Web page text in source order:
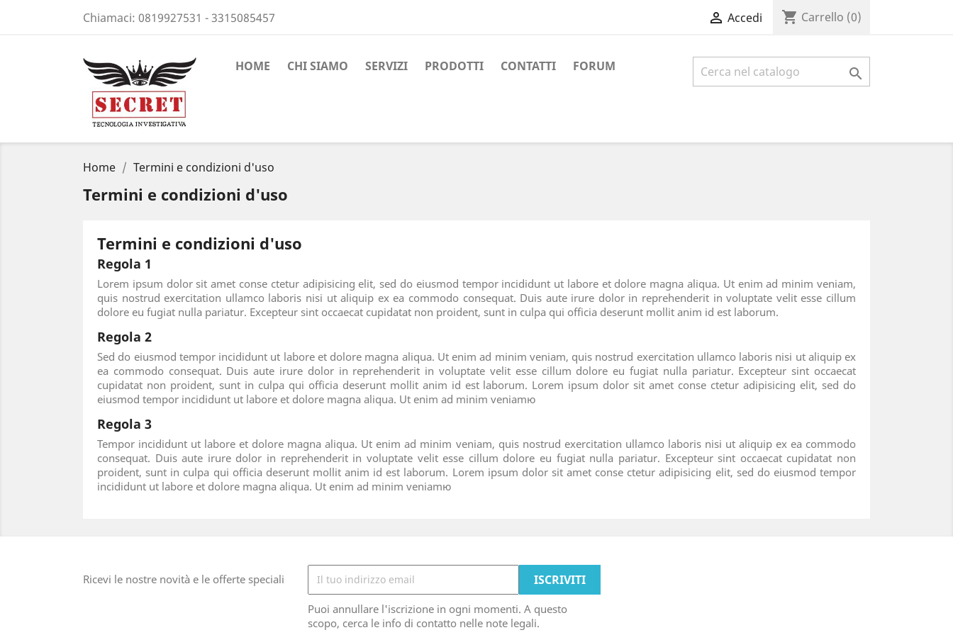
Chiamaci: 0819927531 - 3315085457  Accedi shopping_cart Carrello (0)
HOME CHI SIAMO SERVIZI PRODOTTI CONTATTI FORUM 
Home Termini e condizioni d'uso
Termini e condizioni d'uso
Termini e condizioni d'uso
Regola 1
Lorem ipsum dolor sit amet conse ctetur adipisicing elit, sed do eiusmod tempor incididunt ut labore et dolore magna aliqua. Ut enim ad minim veniam,
quis nostrud exercitation ullamco laboris nisi ut aliquip ex ea commodo consequat. Duis aute irure dolor in reprehenderit in voluptate velit esse cillum
dolore eu fugiat nulla pariatur. Excepteur sint occaecat cupidatat non proident, sunt in culpa qui officia deserunt mollit anim id est laborum.
Regola 2
Sed do eiusmod tempor incididunt ut labore et dolore magna aliqua. Ut enim ad minim veniam, quis nostrud exercitation ullamco laboris nisi ut aliquip ex
ea commodo consequat. Duis aute irure dolor in reprehenderit in voluptate velit esse cillum dolore eu fugiat nulla pariatur. Excepteur sint occaecat
cupidatat non proident, sunt in culpa qui officia deserunt mollit anim id est laborum. Lorem ipsum dolor sit amet conse ctetur adipisicing elit, sed do
eiusmod tempor incididunt ut labore et dolore magna aliqua. Ut enim ad minim veniamю
Regola 3
Tempor incididunt ut labore et dolore magna aliqua. Ut enim ad minim veniam, quis nostrud exercitation ullamco laboris nisi ut aliquip ex ea commodo
consequat. Duis aute irure dolor in reprehenderit in voluptate velit esse cillum dolore eu fugiat nulla pariatur. Excepteur sint occaecat cupidatat non
proident, sunt in culpa qui officia deserunt mollit anim id est laborum. Lorem ipsum dolor sit amet conse ctetur adipisicing elit, sed do eiusmod tempor
incididunt ut labore et dolore magna aliqua. Ut enim ad minim veniamю
Ricevi le nostre novità e le offerte speciali
Puoi annullare l'iscrizione in ogni momenti. A questo
scopo, cerca le info di contatto nelle note legali.